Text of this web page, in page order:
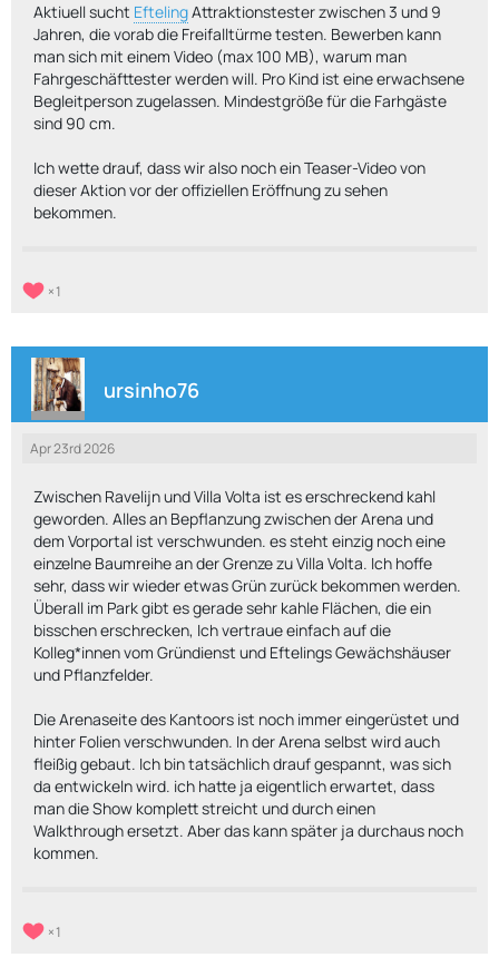
Aktiuell sucht EftelingAttraktionstester zwischen 3 und 9
Jahren, die vorab die Freifalltürme testen. Bewerben kann
man sich mit einem Video (max 100 MB), warum man
Fahrgeschäfttester werden will. Pro Kind ist eine erwachsene
Begleitperson zugelassen. Mindestgröße für die Farhgäste
sind 90 cm.
Ich wette drauf, dass wir also noch ein Teaser-Video von
dieser Aktion vor der offiziellen Eröffnung zu sehen
bekommen.
1
ursinho76
Apr 23rd 2026
Zwischen Ravelijn und Villa Volta ist es erschreckend kahl
geworden. Alles an Bepflanzung zwischen der Arena und
dem Vorportal ist verschwunden. es steht einzig noch eine
einzelne Baumreihe an der Grenze zu Villa Volta. Ich hoffe
sehr, dass wir wieder etwas Grün zurück bekommen werden.
Überall im Park gibt es gerade sehr kahle Flächen, die ein
bisschen erschrecken, Ich vertraue einfach auf die
Kolleg*innen vom Gründienst und Eftelings Gewächshäuser
und Pflanzfelder.
Die Arenaseite des Kantoors ist noch immer eingerüstet und
hinter Folien verschwunden. In der Arena selbst wird auch
fleißig gebaut. Ich bin tatsächlich drauf gespannt, was sich
da entwickeln wird. ich hatte ja eigentlich erwartet, dass
man die Show komplett streicht und durch einen
Walkthrough ersetzt. Aber das kann später ja durchaus noch
kommen.
1